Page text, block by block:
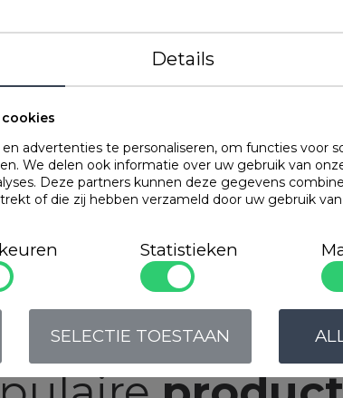
Wol is een
warmte als kou.
allergeen. Het
geschikt voor de
dekbed.
De wol welke
vezels zijn iets
waardoor het
Door de unieke
volume. De luxe
Details
advertenties te personaliseren, om functies voor
We delen ook informatie over uw gebruik van
Deze partners kunnen deze gegevens
of die zij hebben verzameld door uw gebruik
Statistieken
SELECTIE TOESTAAN